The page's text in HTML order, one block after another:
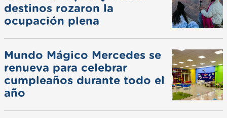
destinos rozaron la
ocupación plena
Mundo Mágico Mercedes se
renueva para celebrar
cumpleaños durante todo el
año